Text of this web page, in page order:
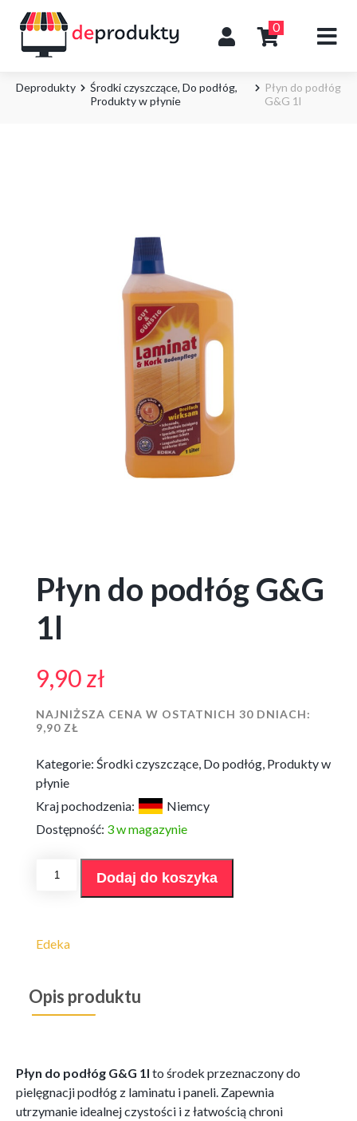
0
Deprodukty Środki czyszczące, Do podłóg,
Produkty w płynie
Płyn do podłóg
G&G 1l
Płyn do podłóg G&G
1l
9,90zł
NAJNIŻSZA CENA W OSTATNICH 30 DNIACH:
9,90 ZŁ
Kategorie: Środki czyszczące Do podłóg Produkty w
płynie
Kraj pochodzenia:
Niemcy
Dostępność: 3 w magazynie
Płyn
1l
Dodaj do koszyka
Edeka
Opis produktu
Płyn do podłóg G&G 1l to środek przeznaczony do
pielęgnacji podłóg z laminatu i paneli. Zapewnia
utrzymanie idealnej czystości i z łatwością chroni